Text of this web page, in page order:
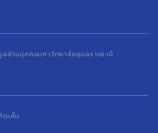
ส่วนบุคคลมหาวิทยาลัยอุบลราชธานี
เห็น